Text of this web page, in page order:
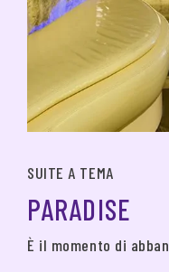
SUITE A TEMA
PARADISE
È il momento di